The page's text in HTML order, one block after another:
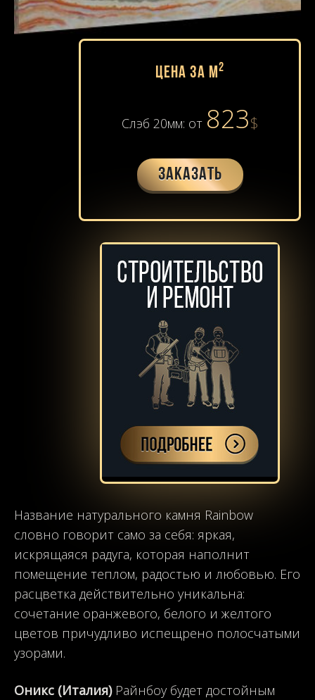
Цена за м 2
Слэб 20мм: от 823$
Заказать
Название натурального камня Rainbow
словно говорит само за себя: яркая,
искрящаяся радуга, которая наполнит
помещение теплом, радостью и любовью. Его
расцветка действительно уникальна:
сочетание оранжевого, белого и желтого
цветов причудливо испещрено полосчатыми
узорами.
Оникс (Италия)Райнбоу будет достойным